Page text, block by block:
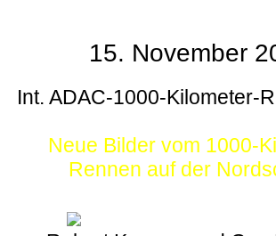
15. November
Int. ADAC-1000-Kilometer-
Neue Bilder vom 1000-
Rennen auf der